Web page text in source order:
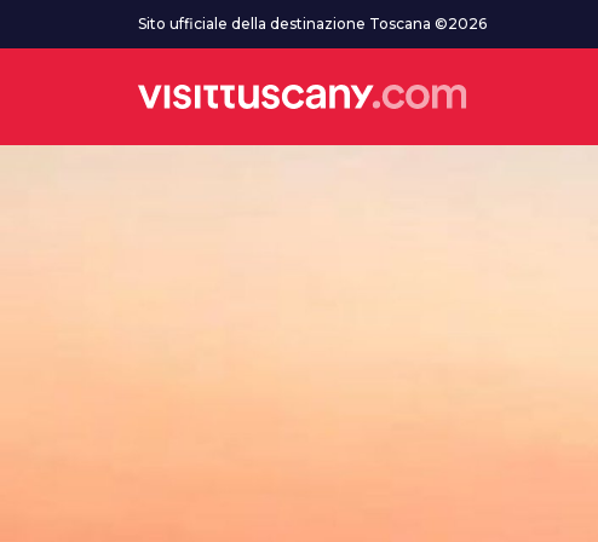
Vai al contenuto principaleSito ufficiale della destinazione Toscana ©2026